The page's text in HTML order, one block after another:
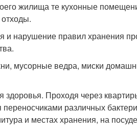
жилища те кухонные
нарушение правил хранения
мусорные ведра, миски
Проходя через
различных
и местах хранения, на